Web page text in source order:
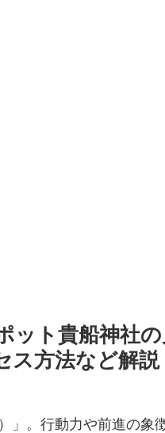
ット貴船神社
ス方法など解説
」。行動力や前進の象